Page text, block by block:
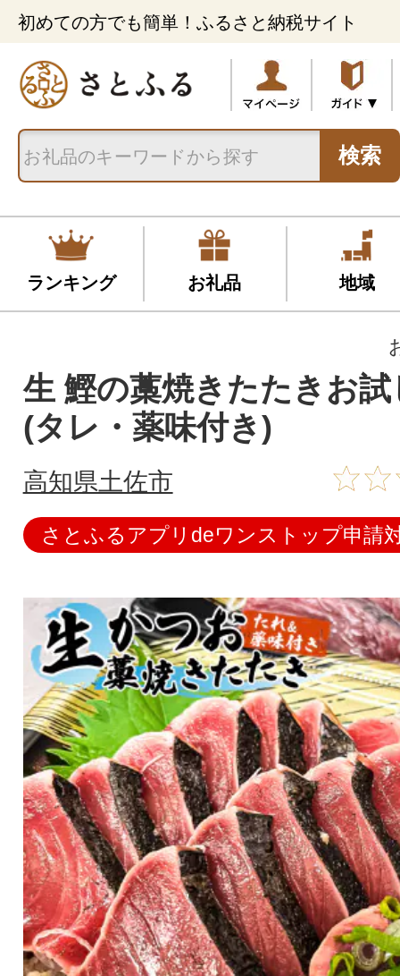
初めての方でも簡単！ふるさと納税サイト
検索
ランキング お礼品 地域
生 鰹の藁焼きたたきお
(タレ・薬味付き)
高知県土佐市
さとふるアプリdeワンストップ申請